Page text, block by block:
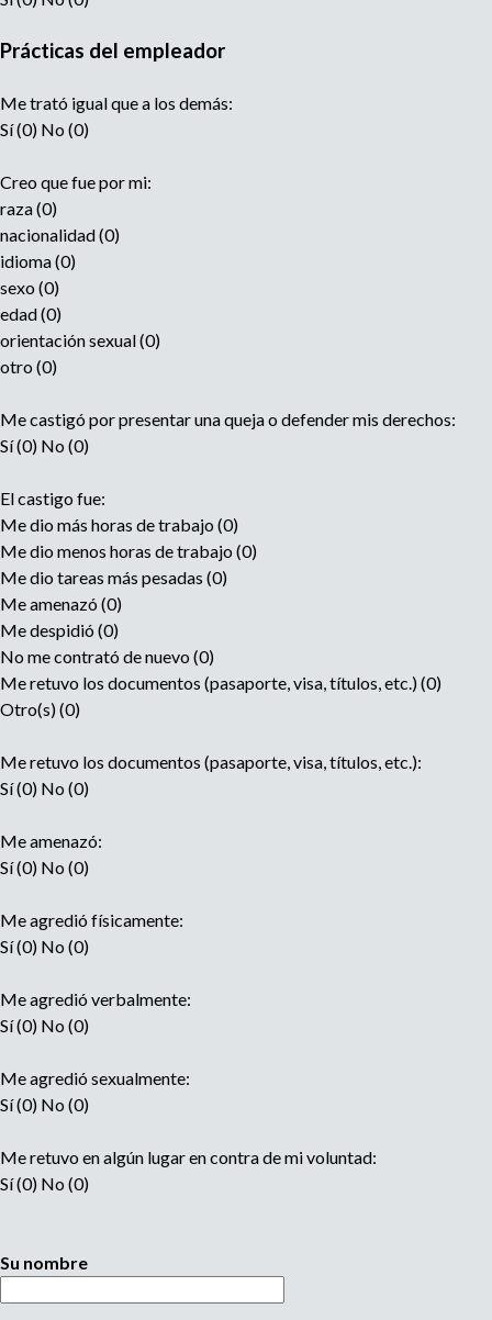
Prácticas del empleador
Me trató igual que a los demás:
Sí (0) No (0)
Creo que fue por mi:
raza (0)
nacionalidad (0)
idioma (0)
sexo (0)
edad (0)
orientación sexual (0)
otro (0)
Me castigó por presentar una queja o defender mis derechos:
Sí (0) No (0)
El castigo fue:
Me dio más horas de trabajo (0)
Me dio menos horas de trabajo (0)
Me dio tareas más pesadas (0)
Me amenazó (0)
Me despidió (0)
No me contrató de nuevo (0)
Me retuvo los documentos (pasaporte, visa, títulos, etc.) (0)
Otro(s) (0)
Me retuvo los documentos (pasaporte, visa, títulos, etc.):
Sí (0) No (0)
Me amenazó:
Sí (0) No (0)
Me agredió físicamente:
Sí (0) No (0)
Me agredió verbalmente:
Sí (0) No (0)
Me agredió sexualmente:
Sí (0) No (0)
Me retuvo en algún lugar en contra de mi voluntad:
Sí (0) No (0)
Su nombre